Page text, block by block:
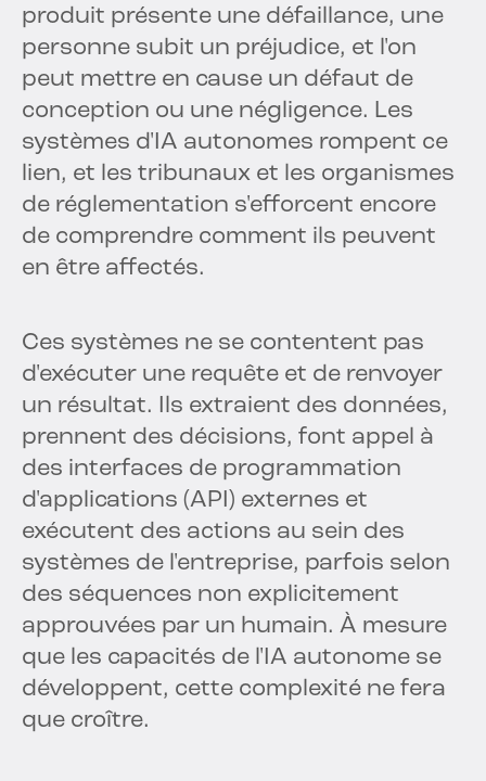
produit présente une défaillance, une
personne subit un préjudice, et l'on
peut mettre en cause un défaut de
conception ou une négligence. Les
systèmes d'IA autonomes rompent ce
lien, et les tribunaux et les organismes
de réglementation s'efforcent encore
de comprendre comment ils peuvent
en être affectés.
Ces systèmes ne se contentent pas
d'exécuter une requête et de renvoyer
un résultat. Ils extraient des données,
prennent des décisions, font appel à
des interfaces de programmation
d'applications (API) externes et
exécutent des actions au sein des
systèmes de l'entreprise, parfois selon
des séquences non explicitement
approuvées par un humain. À mesure
que les capacités de l'IA autonome se
développent, cette complexité ne fera
que croître.